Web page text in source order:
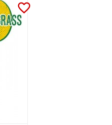
favorite_border